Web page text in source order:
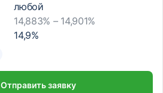
любой
14,883% – 14,901%
14,9%
Отправить заявку